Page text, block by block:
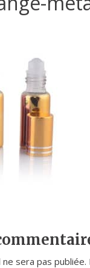
sera pas publiée.